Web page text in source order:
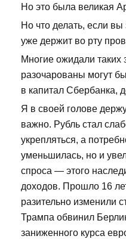
Но это была великая
Но что делать, если
уже держит во рту
Многие ожидали таких
разочарованы могут
в капитал Сбербанка,
Я в своей голове
важно. Рубль стал
укрепляться, а
уменьшилась, но и
спроса — этого
доходов. Прошло 16
разительно изменили
Трампа обвинил
заниженного курса